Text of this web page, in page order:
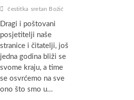
čestitka sretan Božić
Dragi i poštovani
posjetitelji naše
stranice i čitatelji, još
jedna godina bliži se
svome kraju, a time
se osvrćemo na sve
ono što smo u…